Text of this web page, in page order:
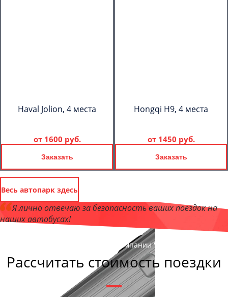
Haval Jolion, 4 места
от 1600 руб.
Заказать
Hongqi H9, 4 места
от 1450 руб.
Заказать
Весь автопарк здесь
Я лично отвечаю за безопасность ваших поездок на
наших автобусах!
, директор компании "БалашихаБас"
Рассчитать стоимость поездки